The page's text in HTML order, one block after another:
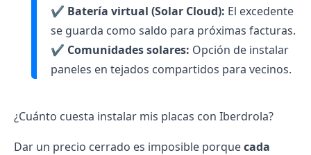
✔️ Batería virtual (Solar Cloud): El excedente
se guarda como saldo para próximas facturas.
✔️ Comunidades solares: Opción de instalar
paneles en tejados compartidos para vecinos.
¿Cuánto cuesta instalar mis placas con Iberdrola?
Dar un precio cerrado es imposible porquecada